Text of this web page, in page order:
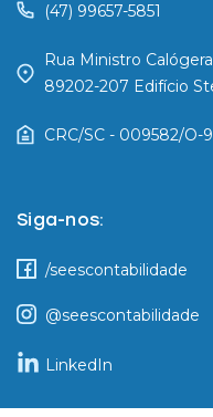
(47) 99657-5851
Rua Ministro
89202-207 Edifício
CRC/SC - 009582/O-9
Siga-nos:
/seescontabilidade
@seescontabilidade
LinkedIn